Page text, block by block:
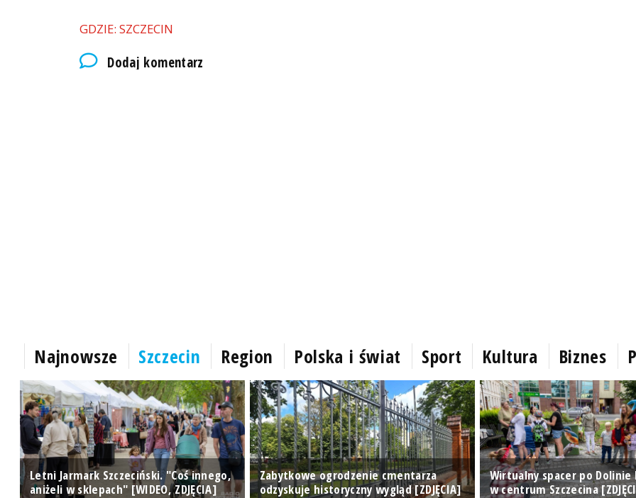
GDZIE: SZCZECIN
Dodaj komentarz
Najnowsze Szczecin Region Polska i świat Sport Kultura Biznes
Letni Jarmark Szczeciński. "Coś innego,
aniżeli w sklepach" [WIDEO, ZDJĘCIA]
Zabytkowe ogrodzenie cmentarza
odzyskuje historyczny wygląd [ZDJĘCIA]
Wirtualny spacer po Dolinie
w centrum Szczecina